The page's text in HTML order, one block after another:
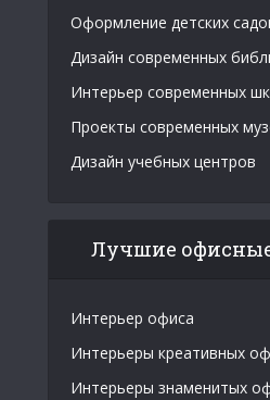
Оформление детских
Дизайн современных
Интерьер современных
Проекты современных
Дизайн учебных центров
Лучшие
Интерьер офиса
Интерьеры креативных
Интерьеры знаменитых